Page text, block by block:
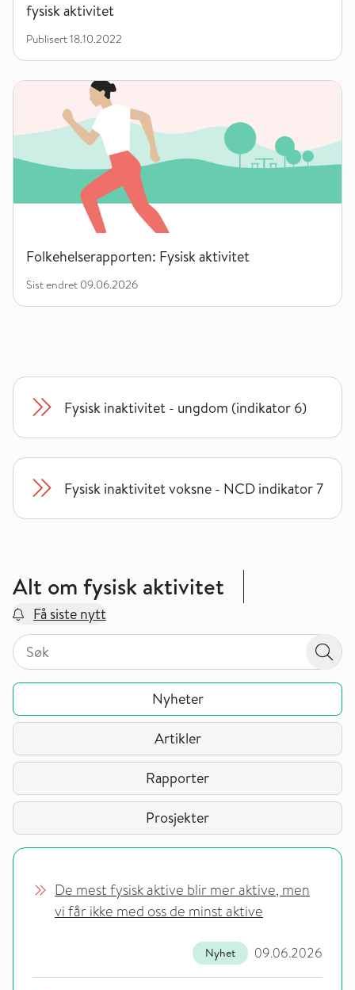
fysisk aktivitet
Publisert18.10.2022
Fysisk aktivitet
Folkehelserapporten: Fysisk aktivitet
Sist endret 09.06.2026
Fysisk inaktivitet - ungdom (indikator 6)
Fysisk inaktivitet voksne - NCD indikator 7
Alt om fysisk aktivitet
Få siste nytt
Søk på valgt sidetype i tema / område
Søk på valgt sidetype i tema / område
Søk
Nyheter
Artikler
Rapporter
Prosjekter
De mest fysisk aktive blir mer aktive, men
vi får ikke med oss de minst aktive
09.06.2026
Nyhet